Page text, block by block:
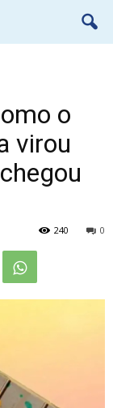
o
virou
0
240